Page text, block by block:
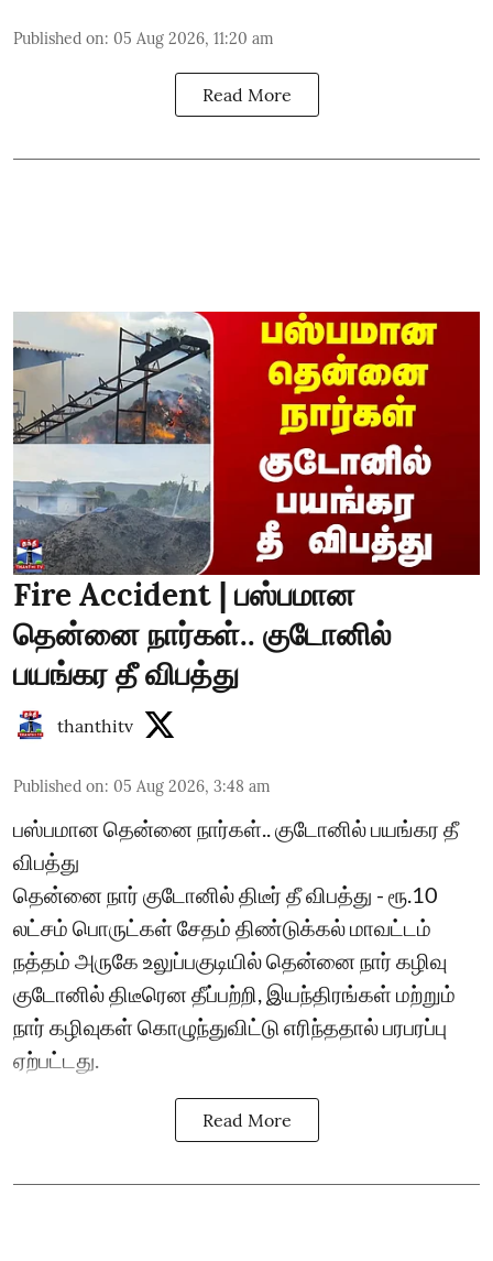
Published on: 05 Aug 2026, 11:20 am
Read More
Fire Accident | பஸ்பமான
தென்னை நார்கள்.. குடோனில்
பயங்கர தீ விபத்து
thanthitv
Published on: 05 Aug 2026, 3:48 am
பஸ்பமான தென்னை நார்கள்.. குடோனில் பயங்கர தீ
விபத்து
தென்னை நார் குடோனில் திடீர் தீ விபத்து - ரூ.10
லட்சம் பொருட்கள் சேதம் திண்டுக்கல் மாவட்டம்
நத்தம் அருகே உலுப்பகுடியில் தென்னை நார் கழிவு
குடோனில் திடீரென தீப்பற்றி, இயந்திரங்கள் மற்றும்
நார் கழிவுகள் கொழுந்துவிட்டு எரிந்ததால் பரபரப்பு
ஏற்பட்டது.
Read More